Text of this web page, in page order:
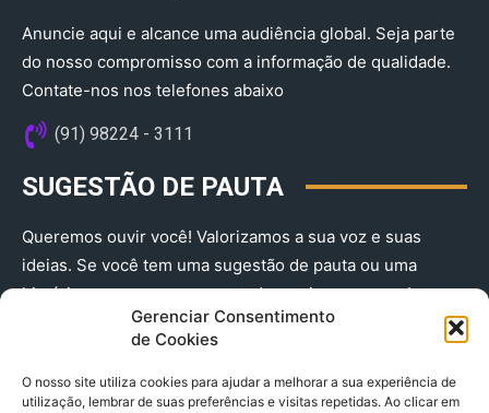
Gerenciar Consentimento
de Cookies
O nosso site utiliza cookies para ajudar a melhorar a sua experiência de
utilização, lembrar de suas preferências e visitas repetidas. Ao clicar em
Anuncie aqui e alcance uma audiência global. Seja parte
do nosso compromisso com a informação de qualidade.
Contate-nos nos telefones abaixo
(91) 98224 - 3111
SUGESTÃO DE PAUTA
Queremos ouvir você! Valorizamos a sua voz e suas
ideias. Se você tem uma sugestão de pauta ou uma
história que merece ser contada, envie-nos agora!
(91) 98224 - 3111